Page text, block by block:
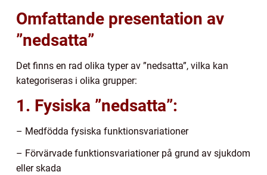
Omfattande presentation av
”nedsatta”
Det finns en rad olika typer av ”nedsatta”, vilka kan
kategoriseras i olika grupper:
1. Fysiska ”nedsatta”:
– Medfödda fysiska funktionsvariationer
– Förvärvade funktionsvariationer på grund av sjukdom
eller skada